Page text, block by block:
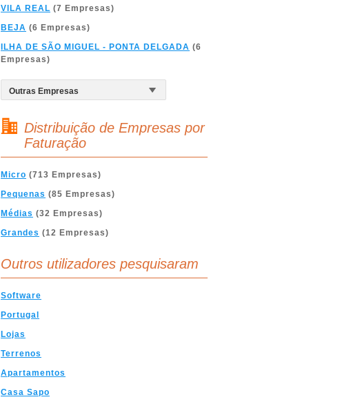
VILA REAL (7 Empresas)
BEJA (6 Empresas)
ILHA DE SÃO MIGUEL - PONTA DELGADA (6
Empresas)
Distribuição de Empresas por
Faturação
Micro (713 Empresas)
Pequenas (85 Empresas)
Médias (32 Empresas)
Grandes (12 Empresas)
Outros utilizadores pesquisaram
Software
Portugal
Lojas
Terrenos
Apartamentos
Casa Sapo